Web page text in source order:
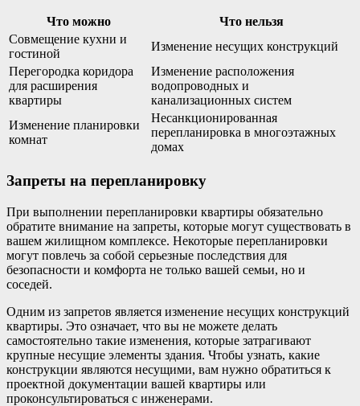
Что можно
Что нельзя
Совмещение кухни и
гостиной
Изменение несущих конструкций
Перегородка коридора
для расширения
квартиры
Изменение расположения
водопроводных и
канализационных систем
Изменение планировки
комнат
Несанкционированная
перепланировка в многоэтажных
домах
Запреты на перепланировку
При выполнении перепланировки квартиры обязательно
обратите внимание на запреты, которые могут существовать в
вашем жилищном комплексе. Некоторые перепланировки
могут повлечь за собой серьезные последствия для
безопасности и комфорта не только вашей семьи, но и
соседей.
Одним из запретов является изменение несущих конструкций
квартиры. Это означает, что вы не можете делать
самостоятельно такие изменения, которые затрагивают
крупные несущие элементы здания. Чтобы узнать, какие
конструкции являются несущими, вам нужно обратиться к
проектной документации вашей квартиры или
проконсультироваться с инженерами.